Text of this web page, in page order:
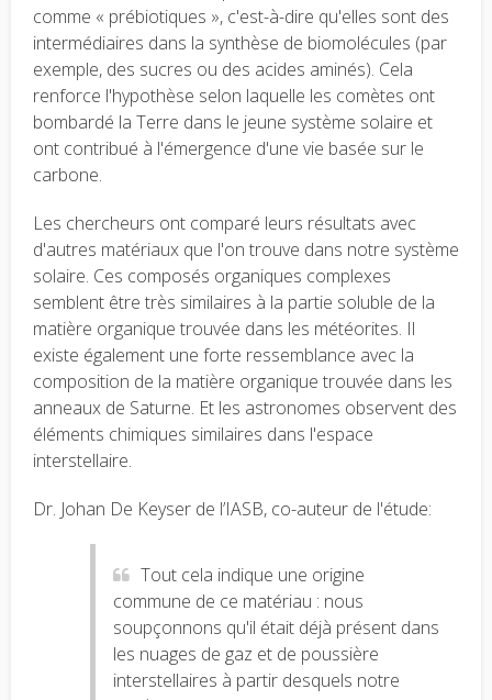
comme « prébiotiques », c'est-à-dire qu'elles sont des
intermédiaires dans la synthèse de biomolécules (par
exemple, des sucres ou des acides aminés). Cela
renforce l'hypothèse selon laquelle les comètes ont
bombardé la Terre dans le jeune système solaire et
ont contribué à l'émergence d'une vie basée sur le
carbone.
Les chercheurs ont comparé leurs résultats avec
d'autres matériaux que l'on trouve dans notre système
solaire. Ces composés organiques complexes
semblent être très similaires à la partie soluble de la
matière organique trouvée dans les météorites. Il
existe également une forte ressemblance avec la
composition de la matière organique trouvée dans les
anneaux de Saturne. Et les astronomes observent des
éléments chimiques similaires dans l'espace
interstellaire.
Dr. Johan De Keyser de l’IASB, co-auteur de l'étude:
Tout cela indique une origine
commune de ce matériau : nous
soupçonnons qu'il était déjà présent dans
les nuages de gaz et de poussière
interstellaires à partir desquels notre